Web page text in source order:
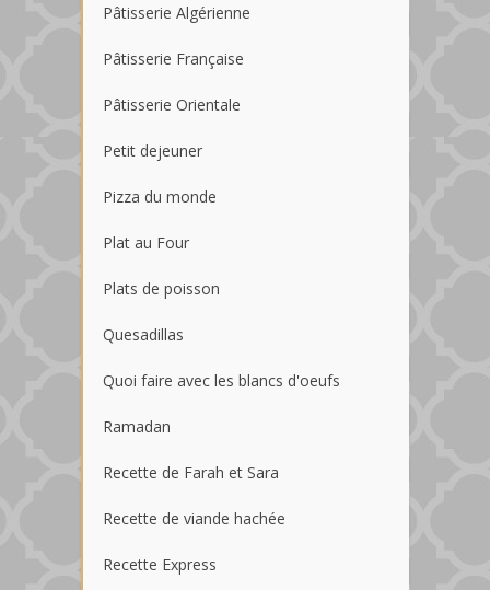
Pâtisserie Algérienne
Pâtisserie Française
Pâtisserie Orientale
Petit dejeuner
Pizza du monde
Plat au Four
Plats de poisson
Quesadillas
Quoi faire avec les blancs d'oeufs
Ramadan
Recette de Farah et Sara
Recette de viande hachée
Recette Express